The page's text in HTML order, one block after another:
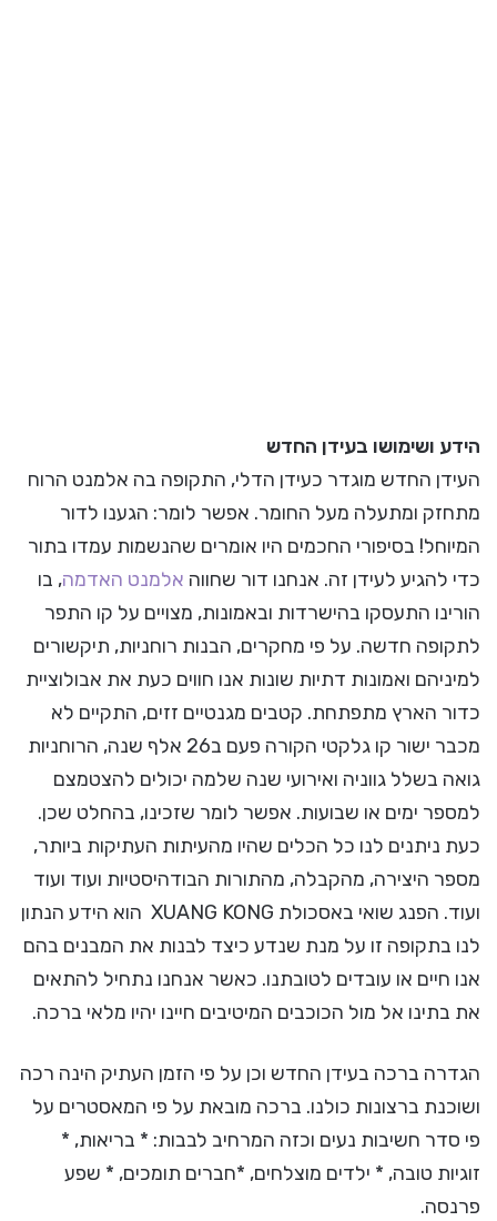
הידע ושימושו בעידן החדש
העידן החדש מוגדר כעידן הדלי, התקופה בה אלמנט הרוח
מתחזק ומתעלה מעל החומר. אפשר לומר: הגענו לדור
המיוחל! בסיפורי החכמים היו אומרים שהנשמות עמדו בתור
כדי להגיע לעידן זה. אנחנו דור שחווה אלמנט האדמה, בו
הורינו התעסקו בהישרדות ובאמונות, מצויים על קו התפר
לתקופה חדשה. על פי מחקרים, הבנות רוחניות, תיקשורים
למיניהם ואמונות דתיות שונות אנו חווים כעת את אבולוציית
כדור הארץ מתפתחת. קטבים מגנטיים זזים, התקיים לא
מכבר ישור קו גלקטי הקורה פעם ב26 אלף שנה, הרוחניות
גואה בשלל גווניה ואירועי שנה שלמה יכולים להצטמצם
למספר ימים או שבועות. אפשר לומר שזכינו, בהחלט שכן.
כעת ניתנים לנו כל הכלים שהיו מהעיתות העתיקות ביותר,
מספר היצירה, מהקבלה, מהתורות הבודהיסטיות ועוד ועוד
ועוד. הפנג שואי באסכולת XUANG KONG הוא הידע הנתון
לנו בתקופה זו על מנת שנדע כיצד לבנות את המבנים בהם
אנו חיים או עובדים לטובתנו. כאשר אנחנו נתחיל להתאים
את בתינו אל מול הכוכבים המיטיבים חיינו יהיו מלאי ברכה.
הגדרה ברכה בעידן החדש וכן על פי הזמן העתיק הינה רכה
ושוכנת ברצונות כולנו. ברכה מובאת על פי המאסטרים על
פי סדר חשיבות נעים וכזה המרחיב לבבות: * בריאות, *
זוגיות טובה, * ילדים מוצלחים, *חברים תומכים, * שפע
פרנסה.